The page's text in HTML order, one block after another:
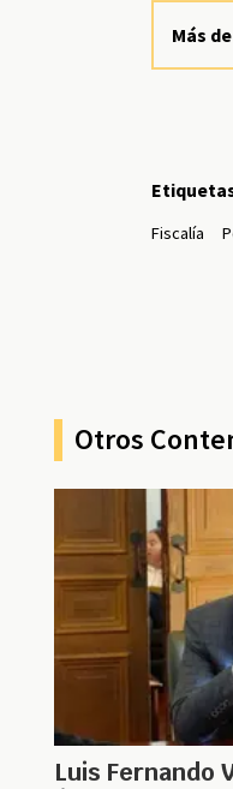
Más
Fiscalía
Otros
Luis Fernando